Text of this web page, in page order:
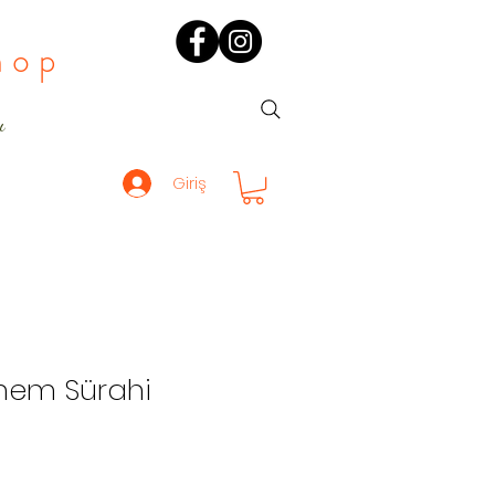
Giriş
Sürahi